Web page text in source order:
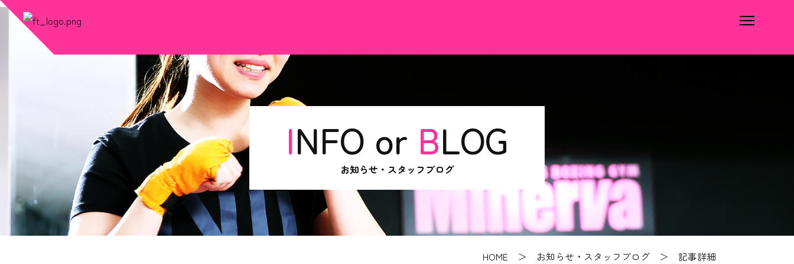
INFO or BLOG
お知らせ・スタッフブログ
HOME ＞ お知らせ・スタッフブログ ＞ 記事詳細